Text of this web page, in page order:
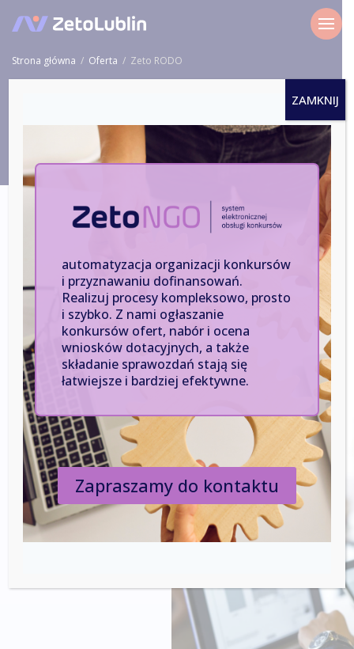
Strona główna / Oferta / Zeto RODO
Pełne wsparcie w ochronie danych
osobowych dla jednostek publicznych i
Jesteśmy wiodącą firmą świadczącą usługi związane z
RODO, które pozwalają naszym klientom efektywne i
zgodne z przepisami zarządzanie danymi osobowymi.
Nasza oferta obejmuje różnorodne usługi, w tym
zlecanie inspektora ochrony danych,
przeprowadzanie audytów, prowadzenie szkoleń
oraz tworzenie niezbędnej dokumentacji.
automatyzacja organizacji konkursów
i przyznawaniu dofinansowań.
Realizuj procesy kompleksowo, prosto
i szybko. Z nami ogłaszanie
konkursów ofert, nabór i ocena
wniosków dotacyjnych, a także
składanie sprawozdań stają się
łatwiejsze i bardziej efektywne.
Zapraszamy do kontaktu
ZAMKNIJ